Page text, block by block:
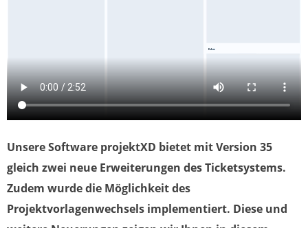
Unsere Software projektXD bietet mit Version 35
gleich zwei neue Erweiterungen des Ticketsystems.
Zudem wurde die Möglichkeit des
Projektvorlagenwechsels implementiert. Diese und